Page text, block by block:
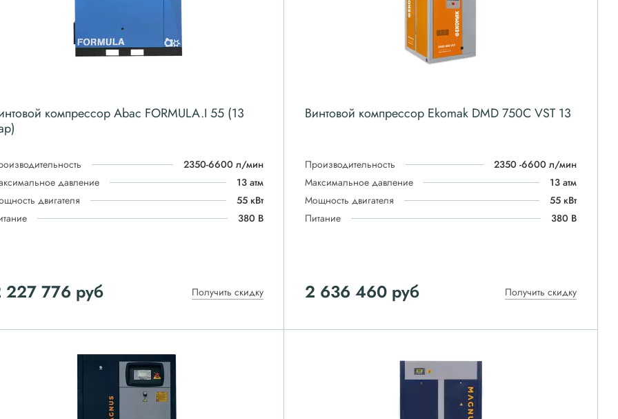
компрессор Abac FORMULA.I 55 (13
2350-6600 л/мин
давление
13 атм
двигателя
55 кВт
380 В
227 776 руб Получить скидку
Винтовой компрессор Ekomak DMD 750C VST 13
Производительность
2350 -6600 л/мин
Максимальное давление
13 атм
Мощность двигателя
55 кВт
Питание
380 В
2 636 460руб Получить скидку